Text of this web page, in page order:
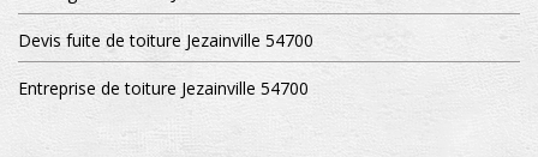
Devis fuite de toiture Jezainville 54700
Entreprise de toiture Jezainville 54700